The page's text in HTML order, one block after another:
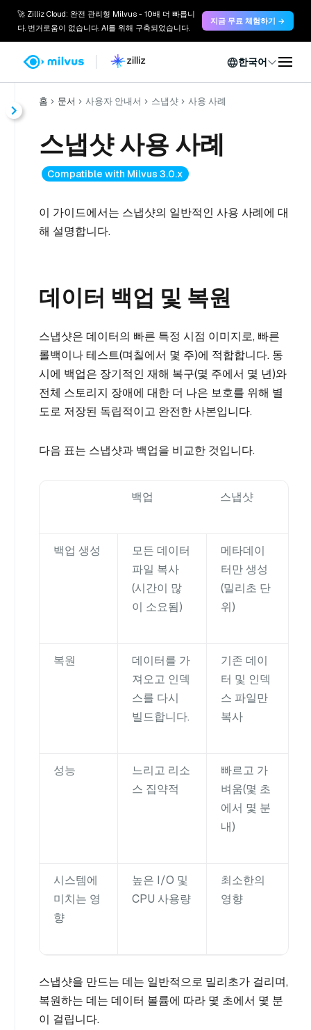
🚀 Zilliz Cloud: 완전 관리형 Milvus - 10배 더 빠릅니
다. 번거로움이 없습니다. AI를 위해 구축되었습니다.
지금 무료 체험하기 →
한국어
홈 문서 사용자 안내서 스냅샷 사용 사례
스냅샷 사용 사례
Compatible with Milvus 3.0.x
이 가이드에서는 스냅샷의 일반적인 사용 사례에 대
해 설명합니다.
데이터 백업 및 복원
스냅샷은 데이터의 빠른 특정 시점 이미지로, 빠른
롤백이나 테스트(며칠에서 몇 주)에 적합합니다. 동
시에 백업은 장기적인 재해 복구(몇 주에서 몇 년)와
전체 스토리지 장애에 대한 더 나은 보호를 위해 별
도로 저장된 독립적이고 완전한 사본입니다.
다음 표는 스냅샷과 백업을 비교한 것입니다.
백업 스냅샷
백업 생성
모든 데이터
파일 복사
(시간이 많
이 소요됨)
메타데이
터만 생성
(밀리초 단
위)
복원
데이터를 가
져오고 인덱
스를 다시
빌드합니다.
기존 데이
터 및 인덱
스 파일만
복사
성능
느리고 리소
스 집약적
빠르고 가
벼움(몇 초
에서 몇 분
내)
시스템에
미치는 영
향
높은 I/O 및
CPU 사용량
최소한의
영향
스냅샷을 만드는 데는 일반적으로 밀리초가 걸리며,
복원하는 데는 데이터 볼륨에 따라 몇 초에서 몇 분
이 걸립니다.